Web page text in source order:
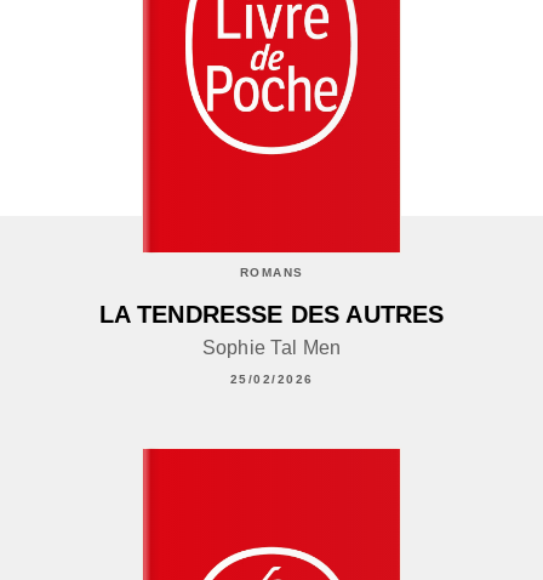
ROMANS
LA TENDRESSE DES AUTRES
Sophie Tal Men
25/02/2026